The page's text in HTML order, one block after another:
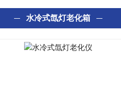
水冷式氙灯老化箱